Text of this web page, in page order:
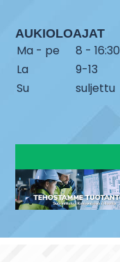
AUKIOLOAJAT
Ma - pe
8 - 16:30
La
9-13
Su
suljettu